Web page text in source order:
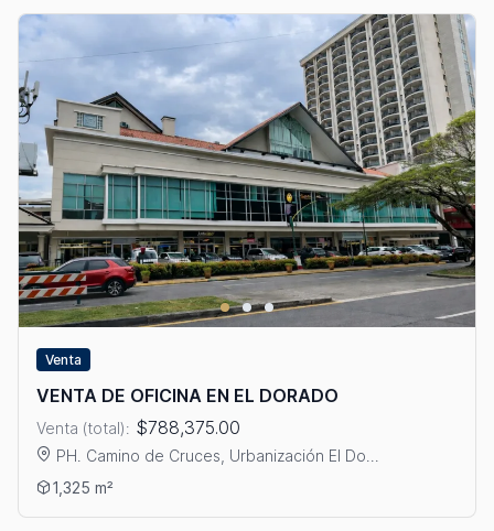
Venta
VENTA DE OFICINA EN EL DORADO
Venta (total): $788,375.00
PH. Camino de Cruces, Urbanización El Do...
Ver detalles: VENTA DE OFICINA EN EL DORADO
1,325 m²